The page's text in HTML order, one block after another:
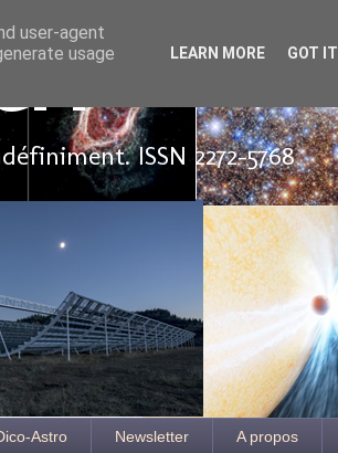
ISSN 2272-5768
Astro Newsletter A propos
user-agent
usage
LEARN MORE GOT IT